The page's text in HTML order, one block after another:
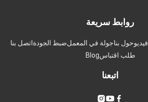
روابط سريعة
حول بناجولة في المعملضبط الجودةاتصل بنا
طلب اقتباسBlog